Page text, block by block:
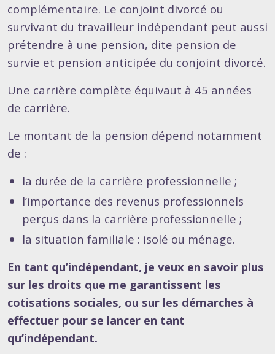
complémentaire. Le conjoint divorcé ou
survivant du travailleur indépendant peut aussi
prétendre à une pension, dite pension de
survie et pension anticipée du conjoint divorcé.
Une carrière complète équivaut à 45 années
de carrière.
Le montant de la pension dépend notamment
de :
la durée de la carrière professionnelle ;
l’importance des revenus professionnels
perçus dans la carrière professionnelle ;
la situation familiale : isolé ou ménage.
En tant qu’indépendant, je veux en savoir plus
sur les droits que me garantissent les
cotisations sociales, ou sur les démarches à
effectuer pour se lancer en tant
qu’indépendant.